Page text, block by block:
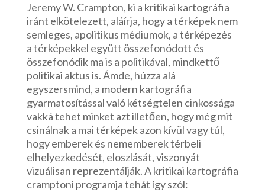
Jeremy W. Crampton, ki a kritikai kartográfia
iránt elkötelezett, aláírja, hogy a térképek nem
semleges, apolitikus médiumok, a térképezés
a térképekkel együtt összefonódott és
összefonódik ma is a politikával, mindkettő
politikai aktus is. Ámde, húzza alá
egyszersmind, a modern kartográfia
gyarmatosítással való kétségtelen cinkossága
vakká tehet minket azt illetően, hogy még mit
csinálnak a mai térképek azon kívül vagy túl,
hogy emberek és nememberek térbeli
elhelyezkedését, eloszlását, viszonyát
vizuálisan reprezentálják. A kritikai kartográfia
cramptoni programja tehát így szól: